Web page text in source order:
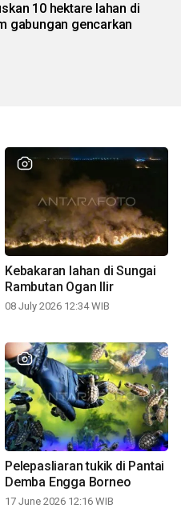
10 hektare lahan di
gabungan gencarkan
Kebakaran lahan di Sungai
Rambutan Ogan Ilir
08 July 2026 12:34 WIB
Pelepasliaran tukik di Pantai
Demba Engga Borneo
17 June 2026 12:16 WIB